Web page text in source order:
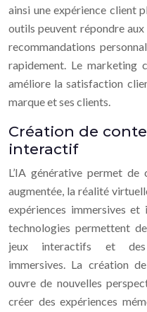
ainsi une expérience client
outils peuvent répondre
recommandations
rapidement. Le marketing
améliore la satisfaction
marque et ses clients.
Création de
interactif
L’IA générative permet
augmentée, la réalité
expériences immersives et
technologies permettent
jeux interactifs et des
immersives. La création
ouvre de nouvelles
créer des expériences